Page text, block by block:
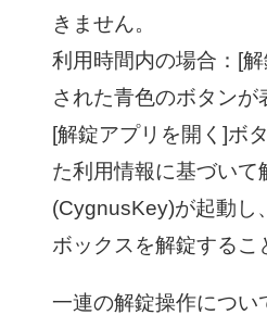
きません。
利用時間内の場合：[
された青色のボタンが
[解錠アプリを開く]ボ
た利用情報に基づいて
(CygnusKey)が起動し
ボックスを解錠するこ
一連の解錠操作につい